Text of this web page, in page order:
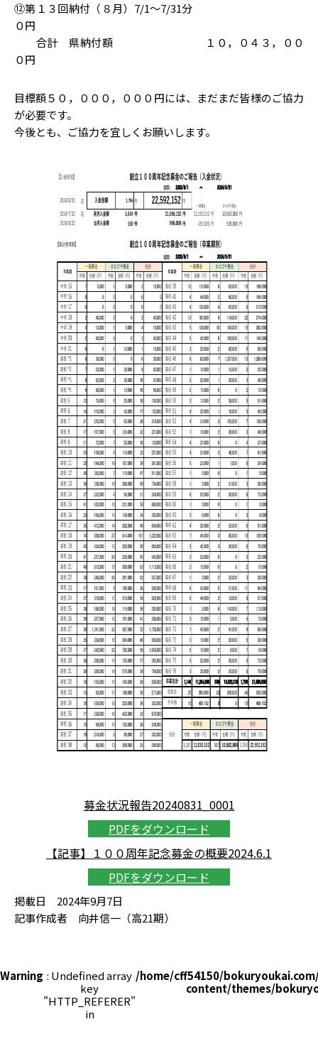
⑫第１３回納付（８月）7/1～7/31分
０円
合計 県納付額 １０，０４３，００
０円
目標額５０，０００，０００円には、まだまだ皆様のご協力
が必要です。
今後とも、ご協力を宜しくお願いします。
募金状況報告20240831_0001
PDFをダウンロード
【記事】１００周年記念募金の概要2024.6.1
PDFをダウンロード
掲載日 2024年9月7日
記事作成者 向井信一（高21期）
Warning : Undefined array
key
"HTTP_REFERER"
in
/home/cff54150/
content/themes/